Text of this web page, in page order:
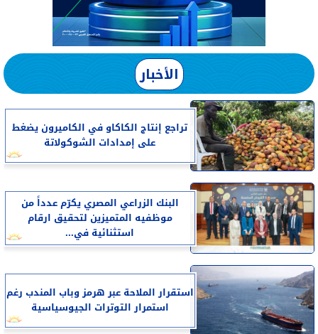
الأخبار
تراجع إنتاج الكاكاو في الكاميرون يضغط
على إمدادات الشوكولاتة
البنك الزراعي المصري يكرّم عدداً من
موظفيه المتميزين لتحقيق ارقام
استثنائية في...
استقرار الملاحة عبر هرمز وباب المندب رغم
استمرار التوترات الجيوسياسية